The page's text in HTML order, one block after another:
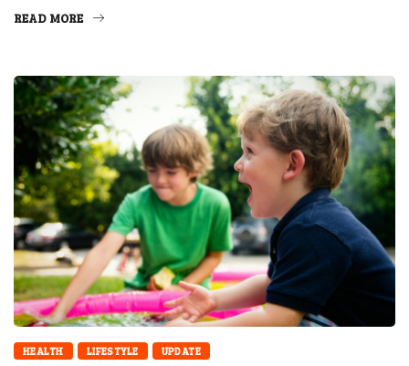
READ MORE
HEALTH LIFESTYLE UPDATE